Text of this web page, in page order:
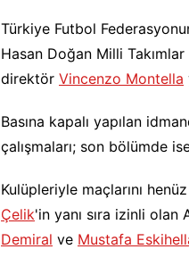
Türkiye Futbol
Hasan Doğan Milli
direktör Vincenzo Montella
Basına kapalı yapılan
çalışmaları; son bölümde
Kulüpleriyle maçlarını
Çelik'in yanı sıra izinli olan
Demiral ve Mustafa